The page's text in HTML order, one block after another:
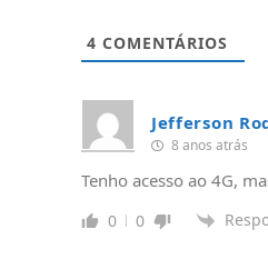
4 COMENTÁRIOS
Jefferson
8 anos atrás
Tenho acesso ao 4G,
0 0